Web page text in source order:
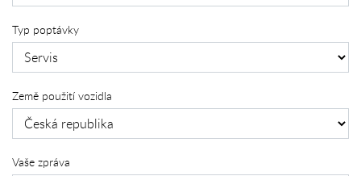
Typ poptávky
Země použití vozidla
Vaše zpráva